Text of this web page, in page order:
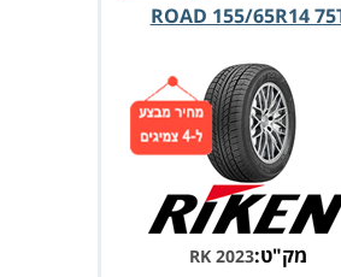
ROAD 155/65R14
מק"ט:RK 2023